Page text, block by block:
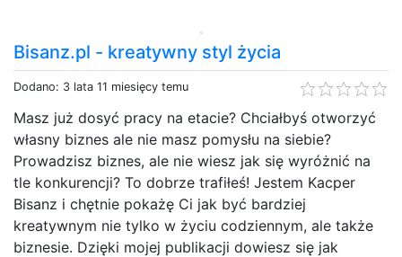
Bisanz.pl - kreatywny styl życia
Dodano: 3 lata 11 miesięcy temu
Masz już dosyć pracy na etacie? Chciałbyś otworzyć
własny biznes ale nie masz pomysłu na siebie?
Prowadzisz biznes, ale nie wiesz jak się wyróżnić na
tle konkurencji? To dobrze trafiłeś! Jestem Kacper
Bisanz i chętnie pokażę Ci jak być bardziej
kreatywnym nie tylko w życiu codziennym, ale także
biznesie. Dzięki mojej publikacji dowiesz się jak